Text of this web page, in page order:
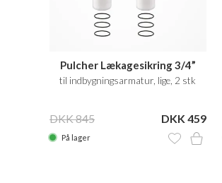
Pulcher Lækagesikring 3/4”
til indbygningsarmatur, lige, 2 stk
DKK 845 DKK 459
På lager